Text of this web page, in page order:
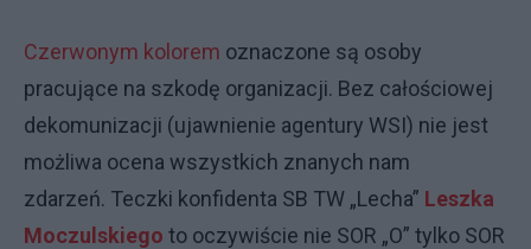
Czerwonym kolorem oznaczone są osoby
pracujące na szkodę organizacji. Bez całościowej
dekomunizacji (ujawnienie agentury WSI) nie jest
możliwa ocena wszystkich znanych nam
zdarzeń. Teczki konfidenta SB TW „Lecha” Leszka
Moczulskiego to oczywiście nie SOR „O” tylko SOR